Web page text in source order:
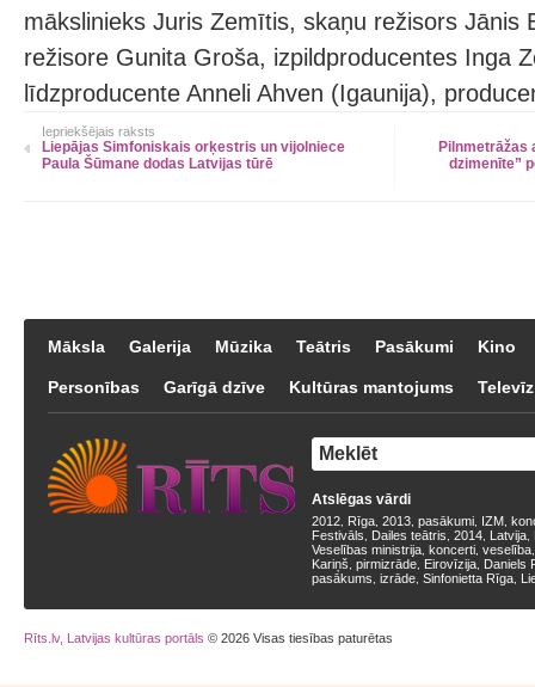
mākslinieks Juris Zemītis, skaņu režisors Jānis
režisore Gunita Groša, izpildproducentes Inga
līdzproducente Anneli Ahven (Igaunija),
Iepriekšējais raksts
Liepājas Simfoniskais orķestris un vijolniece
Paula Šūmane dodas Latvijas tūrē
Pilnmetrāžas
dzimenīte”
Māksla Galerija Mūzika Teātris Pasākumi Kino
Personības Garīgā dzīve Kultūras mantojums
Atslēgas vārdi
2012 Rīga 2013 pasākumi IZM
Festivāls
Dailes teātris 2014 Latvija
Veselības ministrija koncerti veselība
Kariņš pirmizrāde Eirovīzija Daniels
pasākums izrāde Sinfonietta Rīga
Rīts.lv, Latvijas kultūras portāls © 2026 Visas tiesības paturētas